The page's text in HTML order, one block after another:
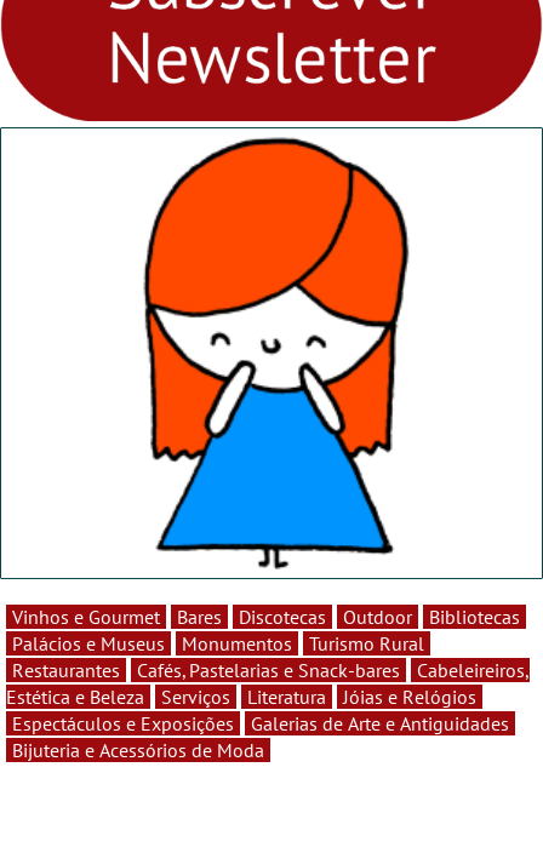
Vinhos e Gourmet Bares Discotecas Outdoor
Bibliotecas
Palácios e Museus
Monumentos
Turismo Rural
Restaurantes
Cafés, Pastelarias e Snack-bares
Cabeleireiros,
Estética e Beleza
Serviços Literatura
Jóias e Relógios
Espectáculos e Exposições
Galerias de Arte e Antiguidades
Bijuteria e Acessórios de Moda